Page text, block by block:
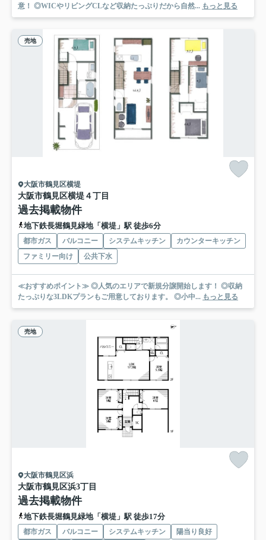
意！ ◎WICやリビングCLなど収納たっぷりだから自然... もっと見る
売地
大阪市鶴見区横堤
大阪市鶴見区横堤４丁目
過去掲載物件
地下鉄長堀鶴見緑地「横堤」駅 徒歩6分
都市ガス バルコニー システムキッチン
カウンターキッチン
ファミリー向け
公共下水
≪おすすめポイント≫ ◎人気のエリアで新規分譲開始します！ ◎収納
たっぷりな3LDKプランもご用意しております。 ◎小中... もっと見る
売地
大阪市鶴見区浜
大阪市鶴見区浜3丁目
過去掲載物件
地下鉄長堀鶴見緑地「横堤」駅 徒歩17分
都市ガス バルコニー システムキッチン
陽当り良好